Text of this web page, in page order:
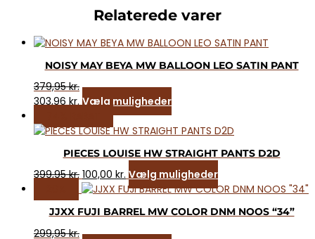
Relaterede varer
NOISY MAY BEYA MW BALLOON LEO SATIN PANT
379,95kr.
303,96kr. Vælg mulighederDette
vare
har
varianter.
Mulighederne
kan
på
varesiden
PIECES LOUISE HW STRAIGHT PANTS D2D
399,95kr. Den
oprindelige
var:
399,95 kr..
100,00 kr. Den
aktuelle
er:
100,00 kr..
Vælg mulighederDette
vare
flere
JJXX FUJI BARREL MW COLOR DNM NOOS “34”
299,95kr.